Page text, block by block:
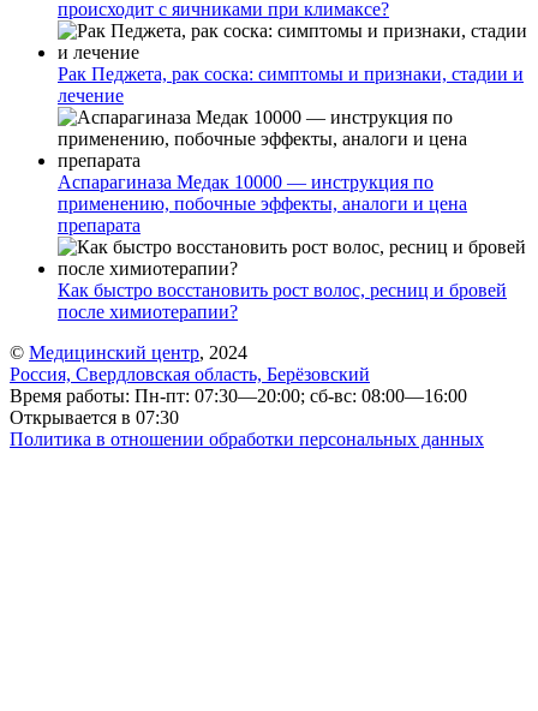
Время работы: Пн-пт: 07:30—20:00; сб-вс: 08:00—16:00
Открывается в 07:30
Политика в отношении обработки персональных данных